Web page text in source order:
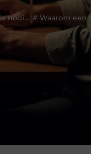
Waarom elk gezin een meegroeibedje nodig heeft